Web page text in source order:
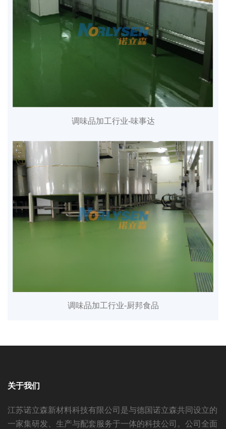
调味品加工行业-味事达
调味品加工行业-厨邦食品
关于我们
江苏诺立森新材料科技有限公司是与德国诺立森共同设立的
一家集研发、生产与配套服务于一体的科技公司。公司全面